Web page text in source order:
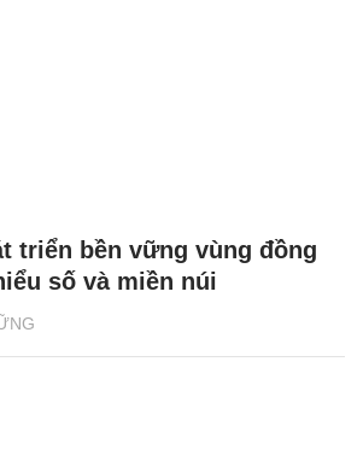
triển bền vững vùng đồng
số và miền núi